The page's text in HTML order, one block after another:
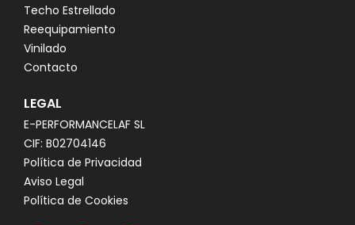
Techo Estrellado
Reequipamiento
Vinilado
Contacto
LEGAL
E-PERFORMANCELAF SL
CIF: B02704146
Política de Privacidad
Aviso Legal
Política de Cookies